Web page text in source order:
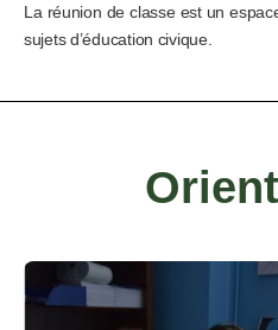
La réunion de classe est un
sujets d’éducation civique.
O